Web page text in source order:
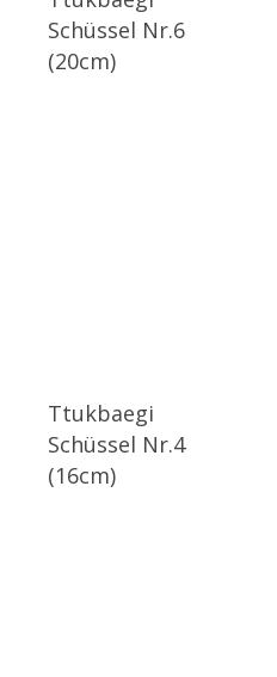
Schüssel Nr.6
(20cm)
Ttukbaegi
Schüssel Nr.4
(16cm)